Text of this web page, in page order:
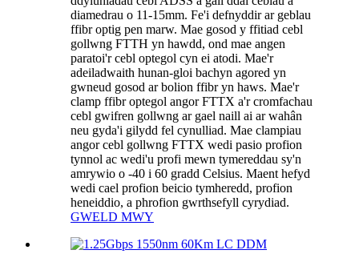
diamedrau o 11-15mm. Fe'i defnyddir ar geblau
ffibr optig pen marw. Mae gosod y ffitiad cebl
gollwng FTTH yn hawdd, ond mae angen
paratoi'r cebl optegol cyn ei atodi. Mae'r
adeiladwaith hunan-gloi bachyn agored yn
gwneud gosod ar bolion ffibr yn haws. Mae'r
clamp ffibr optegol angor FTTX a'r cromfachau
cebl gwifren gollwng ar gael naill ai ar wahân
neu gyda'i gilydd fel cynulliad. Mae clampiau
angor cebl gollwng FTTX wedi pasio profion
tynnol ac wedi'u profi mewn tymereddau sy'n
amrywio o -40 i 60 gradd Celsius. Maent hefyd
wedi cael profion beicio tymheredd, profion
heneiddio, a phrofion gwrthsefyll cyrydiad.
GWELD MWY